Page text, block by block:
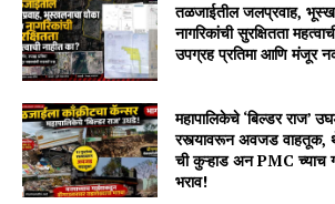
तळजाईतील जलप्रवाह,
नागरिकांची सुरक्षितता
उपग्रह प्रतिमा आणि मंजूर
महापालिकेचे ‘बिल्डर राज’
रस्त्यावरून अवजड वाहतूक,
ची कुऱ्हाड अन PMC च्याच
भराव!